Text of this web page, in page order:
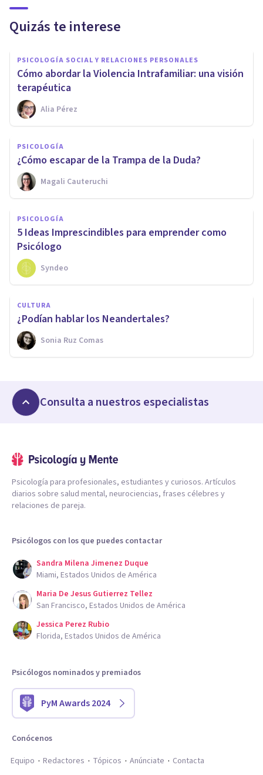
Quizás te interese
PSICOLOGÍA SOCIAL Y RELACIONES PERSONALES
Cómo abordar la Violencia Intrafamiliar: una visión
terapéutica
Alia Pérez
PSICOLOGÍA
¿Cómo escapar de la Trampa de la Duda?
Magali Cauteruchi
PSICOLOGÍA
5 Ideas Imprescindibles para emprender como
Psicólogo
Syndeo
CULTURA
¿Podían hablar los Neandertales?
Sonia Ruz Comas
Consulta a nuestros especialistas
Psicología para profesionales, estudiantes y curiosos. Artículos
diarios sobre salud mental, neurociencias, frases célebres y
relaciones de pareja.
Psicólogos con los que puedes contactar
Sandra Milena Jimenez Duque
Miami, Estados Unidos de América
Maria De Jesus Gutierrez Tellez
San Francisco, Estados Unidos de América
Jessica Perez Rubio
Florida, Estados Unidos de América
Psicólogos nominados y premiados
PyM Awards 2024
Conócenos
Equipo
Redactores Tópicos Anúnciate Contacta